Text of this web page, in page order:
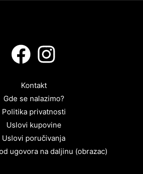
Kontakt
Gde se nalazimo?
Politika privatnosti
Uslovi kupovine
Uslovi poručivanja
ugovora na daljinu (obrazac)